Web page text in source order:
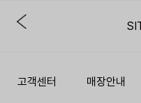
고객센터 매장안내